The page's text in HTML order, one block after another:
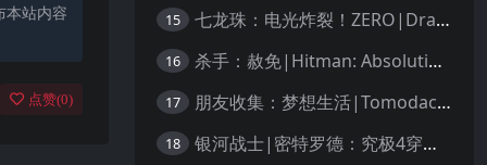
本站内容
点赞(0)
15 七龙珠：电光炸裂！ZERO|Dragon Ball: Sparking! Zero中文
16 杀手：赦免|Hitman: Absolution汉化
17 朋友收集：梦想生活|Tomodachi Life: Living the Dream中文
18 银河战士|密特罗德：究极4穿越未知|Metroid Prime 4: Beyond中文